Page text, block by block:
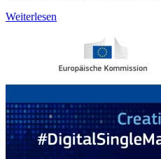
Weiterlesen